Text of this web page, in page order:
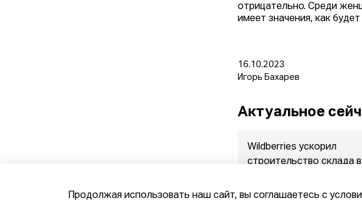
отрицательно. Среди
имеет значения, как
16.10.2023
Игорь Бахарев
Актуальное
Wildberries ускорил
строительство склада в
10.08.2026
Продолжая использовать наш сайт, вы соглашаетесь с